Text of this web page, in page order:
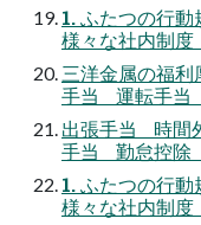
1. ふたつの行
様々な社内制
三洋金属の福
手当 運転手
出張手当 時間
手当 勤怠控除
1. ふたつの行
様々な社内制